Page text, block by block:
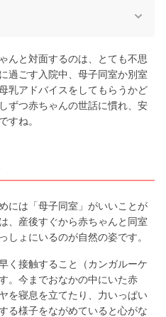
んと対面するのは、とても不思
過ごす入院中、母子同室か別室
乳アドバイスをしてもらうかど
ずつ赤ちゃんの世話に慣れ、安
すね。
には「母子同室」がいいことが
、産後すぐから赤ちゃんと同室
しょにいるのが自然の姿です。
く接触すること（カンガルーケ
。今までおなかの中にいた赤
を寝息を立てたり、力いっぱい
る様子をながめていると心がな